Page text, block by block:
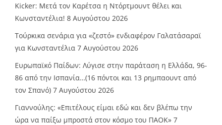
Kicker: Μετά τον Καρέτσα η Ντόρτμουντ θέλει και
Κωνσταντέλια! 8 Αυγούστου 2026
Τούρκικα σενάρια για «ζεστό» ενδιαφέρον Γαλατάσαραϊ
για Κωνσταντέλια 7 Αυγούστου 2026
Ευρωπαϊκό Παίδων: Λύγισε στην παράταση η Ελλάδα, 96-
86 από την Ισπανία…(16 πόντοι και 13 ρημπαουντ από
τον Σπανό) 7 Αυγούστου 2026
Γιαννούλης: «Επιτέλους είμαι εδώ και δεν βλέπω την
ώρα να παίξω μπροστά στον κόσμο του ΠΑΟΚ» 7